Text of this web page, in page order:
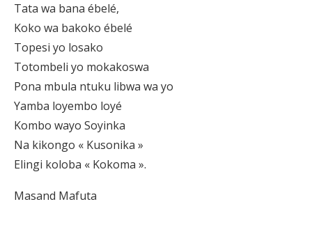
Tata wa bana ébelé,
Koko wa bakoko ébelé
Topesi yo losako
Totombeli yo mokakoswa
Pona mbula ntuku libwa wa yo
Yamba loyembo loyé
Kombo wayo Soyinka
Na kikongo « Kusonika »
Elingi koloba « Kokoma ».
Masand Mafuta